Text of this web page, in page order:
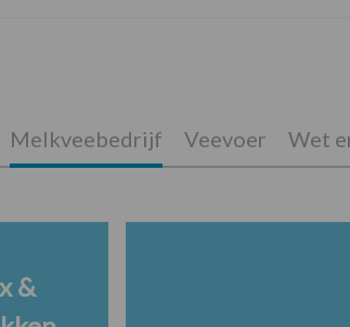
Melkveebedrijf Veevoer Wet
&